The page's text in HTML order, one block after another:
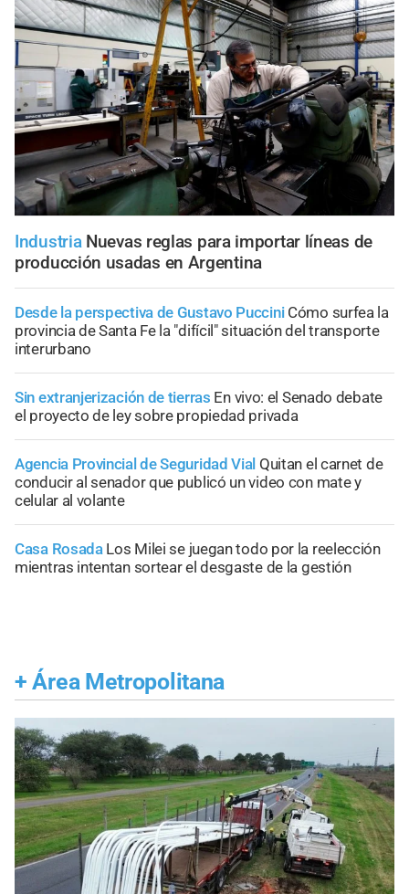
Industria Nuevas reglas para importar líneas de
producción usadas en Argentina
Desde la perspectiva de Gustavo Puccini Cómo surfea la
provincia de Santa Fe la "difícil" situación del transporte
interurbano
Sin extranjerización de tierras En vivo: el Senado debate
el proyecto de ley sobre propiedad privada
Agencia Provincial de Seguridad Vial Quitan el carnet de
conducir al senador que publicó un video con mate y
celular al volante
Casa Rosada Los Milei se juegan todo por la reelección
mientras intentan sortear el desgaste de la gestión
+ Área Metropolitana